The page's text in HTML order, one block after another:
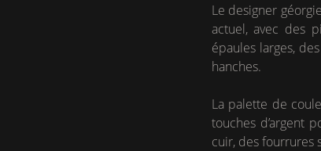
Le designer
actuel, avec des
épaules larges,
hanches.
La palette de
touches d’argent
cuir, des fourrures